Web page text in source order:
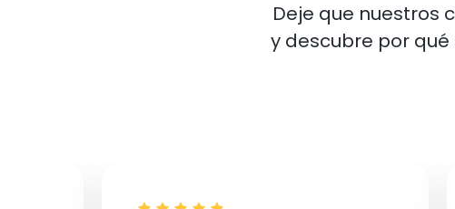
Deje que nuestros
y descubre por qué